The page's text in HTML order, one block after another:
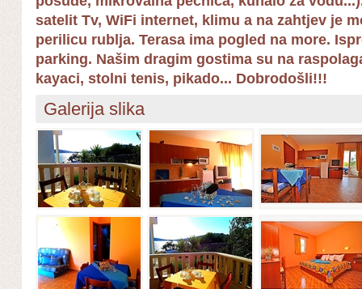
satelit Tv, WiFi internet, klimu a na zahtjev je
perilicu rublja. Terasa ima pogled na more.
parking. Našim dragim gostima su na
kayaci, stolni tenis, pikado... Dobrodošli!!!
Galerija slika